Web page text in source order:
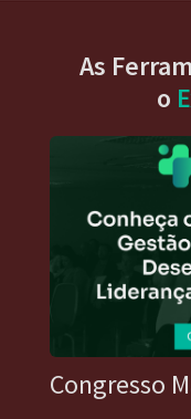
As
o
Congresso